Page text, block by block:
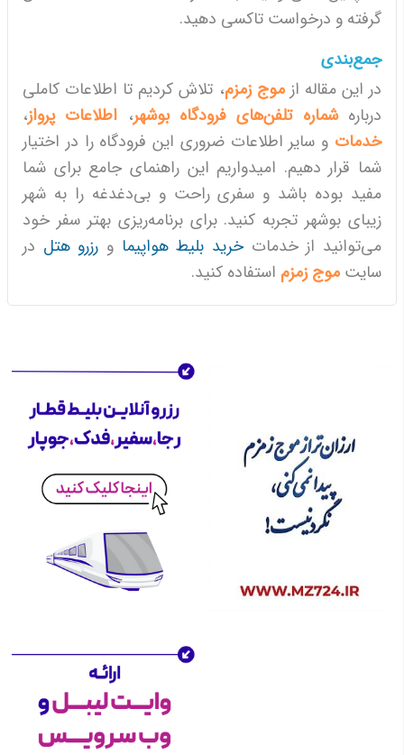
گرفته و درخواست تاکسی دهید.
جمع‌بندی
در این مقاله ازموج زمزم، تلاش کردیم تا اطلاعات کاملی
دربارهشماره تلفن‌های فرودگاه بوشهر، اطلاعات پرواز،
خدمات و سایر اطلاعات ضروری این فرودگاه را در اختیار
شما قرار دهیم. امیدواریم این راهنمای جامع برای شما
مفید بوده باشد و سفری راحت و بی‌دغدغه را به شهر
زیبای بوشهر تجربه کنید. برای برنامه‌ریزی بهتر سفر خود
می‌توانید از خدماتخرید بلیط هواپیما و رزرو هتل در
سایت موج زمزم استفاده کنید.